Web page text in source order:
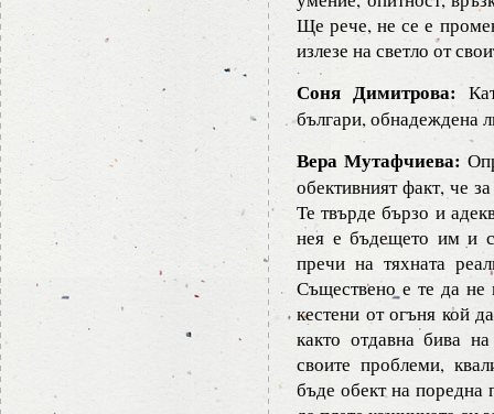
Ще рече, не се е
излезе на светло от
Соня Димитрова:
българи, обнадеждена
Вера Мутафчиева:
обективният факт, че
Те твърде бързо и
нея е бъдещето им и
пречи на тяхната
Съществено е те да не
кестени от огъня кой
както отдавна бива
своите проблеми,
бъде обект на поредна